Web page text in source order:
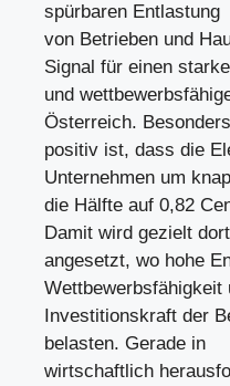
spürbaren Entlastung
von Betrieben und
Signal für einen
und
Österreich. Besonders
positiv ist, dass die
Unternehmen um
die Hälfte auf 0,82
Damit wird gezielt dort
angesetzt, wo hohe
Wettbewerbsfähigkeit
Investitionskraft der
belasten. Gerade in
wirtschaftlich